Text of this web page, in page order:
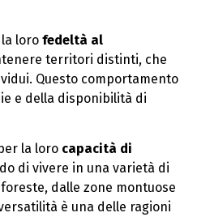
loro fedeltà al
territori distinti, che
Questo comportamento
e della disponibilità di
la loro capacità di
di vivere in una varietà di
dalle zone montuose
è una delle ragioni